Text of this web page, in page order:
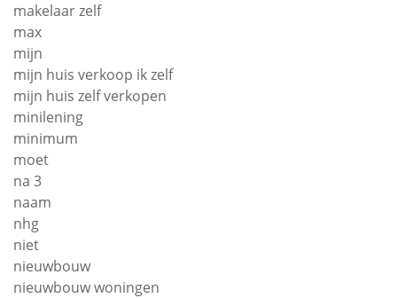
makelaar zelf
max
mijn
mijn huis verkoop ik zelf
mijn huis zelf verkopen
minilening
minimum
moet
na 3
naam
nhg
niet
nieuwbouw
nieuwbouw woningen